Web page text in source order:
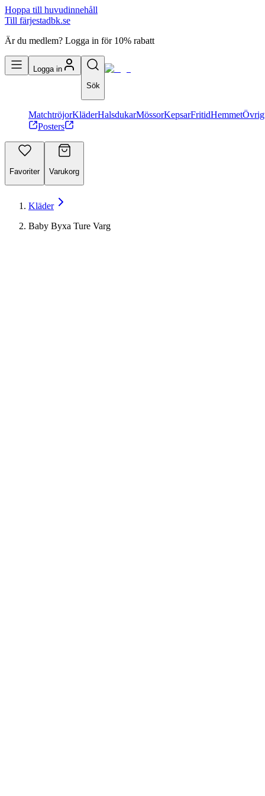
Hoppa till huvudinnehåll
Till färjestadbk.se
Är du medlem? Logga in för 10% rabatt
Logga in
Sök
MatchtröjorKläderHalsdukarMössorKepsarFritidHemmet
Posters
Favoriter Varukorg
Kläder
Baby Byxa Ture Varg